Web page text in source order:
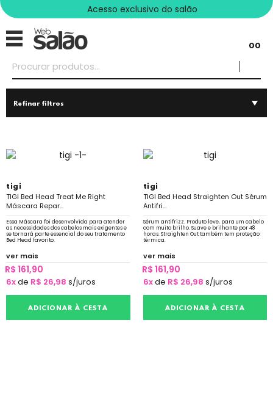
Acesso exclusivo do salão
00
Refinar filtros
tigi
TIGI Bed Head Treat Me Right
Máscara Repar...
Essa Máscara foi desenvolvida para atender
as necessidades dos cabelos mais exigentes e
se tornará parte essencial do seu tratamento
Bed Head favorito.
ver mais
R$ 161,90
6xde R$ 26,98 s/juros
ADICIONAR À CESTA
tigi
TIGI Bed Head Straighten Out Sérum
Antifri...
Sérum antifrizz. Produto leve, para um cabelo
com muito brilho. Suave e brilhante por 48
horas. Straighten Out também tem proteção
térmica.
ver mais
R$ 161,90
6xde R$ 26,98 s/juros
ADICIONAR À CESTA